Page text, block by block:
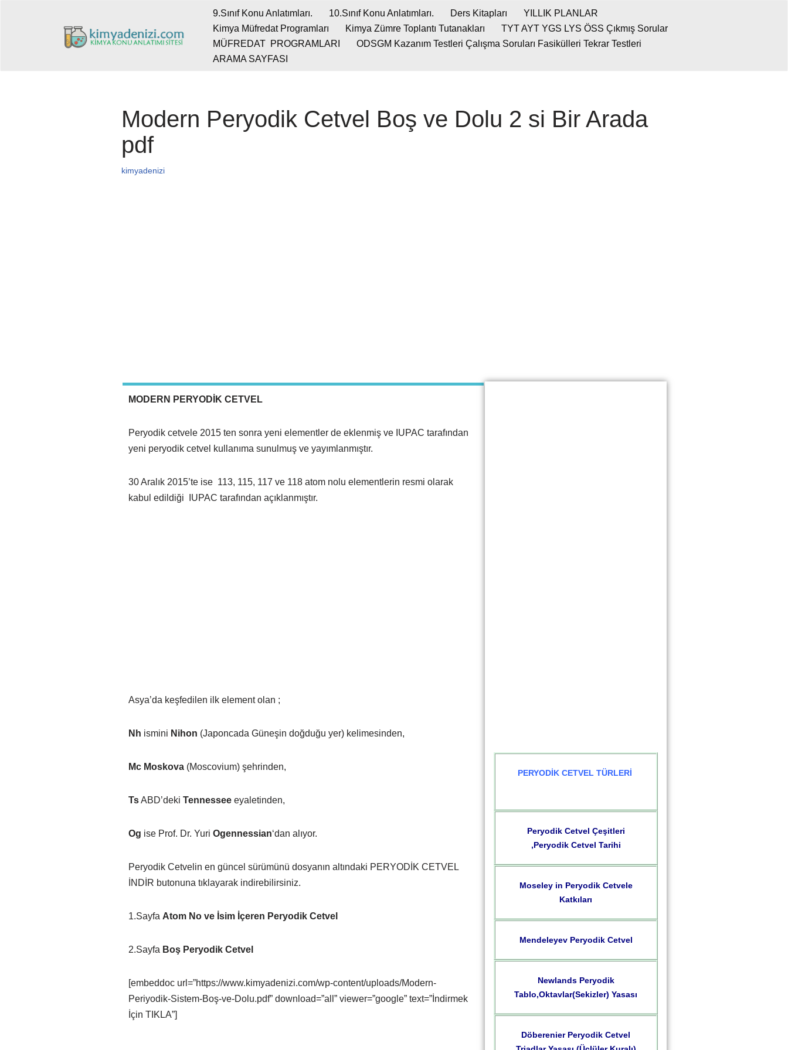
9.Sınıf Konu Anlatımları. 10.Sınıf Konu Anlatımları. Ders Kitapları
YILLIK PLANLAR
Kimya Müfredat Programları
Kimya Zümre Toplantı Tutanakları
TYT AYT YGS LYS ÖSS Çıkmış Sorular
MÜFREDAT PROGRAMLARI
ODSGM Kazanım Testleri Çalışma Soruları Fasikülleri Tekrar Testleri
ARAMA SAYFASI
Modern Peryodik Cetvel Boş ve Dolu 2 si Bir Arada
pdf
kimyadenizi
MODERN PERYODİK CETVEL
Peryodik cetvele 2015 ten sonra yeni elementler de eklenmiş ve IUPAC tarafından
yeni peryodik cetvel kullanıma sunulmuş ve yayımlanmıştır.
30 Aralık 2015’te ise 113, 115, 117 ve 118 atom nolu elementlerin resmi olarak
kabul edildiği IUPAC tarafından açıklanmıştır.
Asya’da keşfedilen ilk ele­ment olan ;
Nh ismini Nihon (Japoncada Güneşin doğduğu yer) kelimesinden,
Mc Moskova(Moscovium) şehrinden,
TsABD’deki Tennessee eyale­tinden,
Og ise Prof. Dr. Yuri Ogennessian‘dan alıyor.
Peryodik Cetvelin en güncel sürümünü dosyanın altındaki PERYODİK CETVEL
İNDİR butonuna tıklayarak indirebilirsiniz.
1.Sayfa Atom No ve İsim İçeren Peryodik Cetvel
2.Sayfa Boş Peryodik Cetvel
[embeddoc url=”https://www.kimyadenizi.com/wp-content/uploads/Modern-
Periyodik-Sistem-Boş-ve-Dolu.pdf” download=”all” viewer=”google” text=”İndirmek
İçin TIKLA”]
PERYODİK CETVEL TÜRLERİ
Peryodik Cetvel Çeşitleri
,Peryodik Cetvel Tarihi
Moseley in Peryodik Cetvele
Katkıları
Mendeleyev Peryodik Cetvel
Newlands Peryodik
Tablo,Oktavlar(Sekizler) Yasası
Döberenier Peryodik Cetvel